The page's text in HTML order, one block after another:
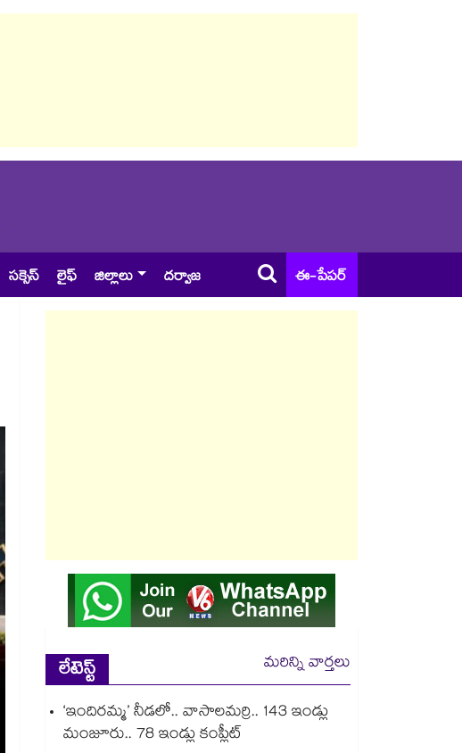
సక్సెస్ లైఫ్ జిల్లాలు దర్వాజ ఈ-పేపర్
లేటెస్ట్
మరిన్ని వార్తలు
‘ఇందిరమ్మ’ నీడలో.. వాసాలమర్రి.. 143 ఇండ్లు
మంజూరు.. 78 ఇండ్లు కంప్లీట్